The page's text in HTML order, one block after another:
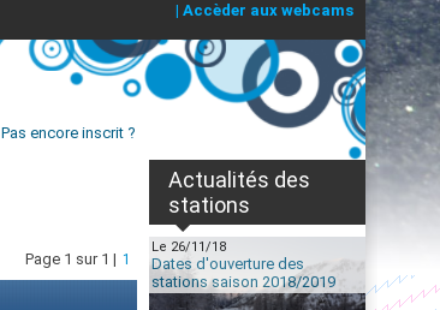
| Accèder aux webcams
Pas encore inscrit ?
Page 1 sur 1 | 1
Actualités des
stations
Le 26/11/18
Dates d'ouverture des
stations saison 2018/2019